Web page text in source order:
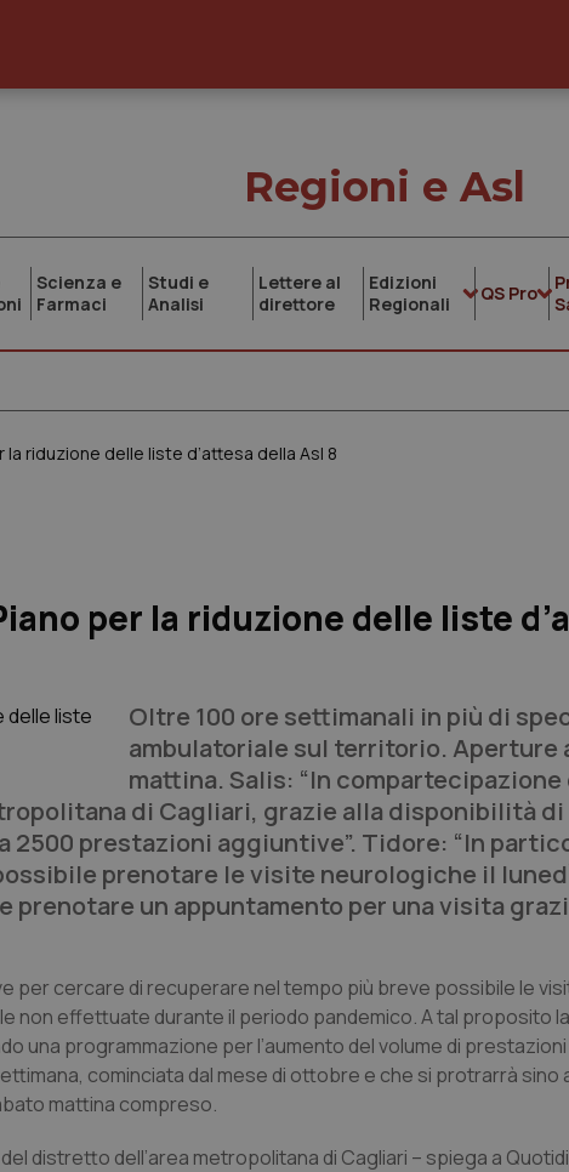
Regioni e Asl
Scienza e
Farmaci
Studi e
Analisi
Lettere al
direttore
Edizioni
Regionali
QS Pro
la riduzione delle liste d’attesa della Asl 8
per la riduzione delle liste
Oltre 100 ore settimanali in più di
ambulatoriale sul territorio. Aperture
mattina. Salis: “In
di Cagliari, grazie alla disponibilità di
prestazioni aggiuntive”. Tidore: “In
prenotare le visite neurologiche il
un appuntamento per una visita
per cercare di recuperare nel tempo più breve possibile le
non effettuate durante il periodo pandemico. A tal proposito la
una programmazione per l’aumento del volume di
cominciata dal mese di ottobre e che si protrarrà sino
mattina compreso.
del distretto dell’area metropolitana di Cagliari – spiega a